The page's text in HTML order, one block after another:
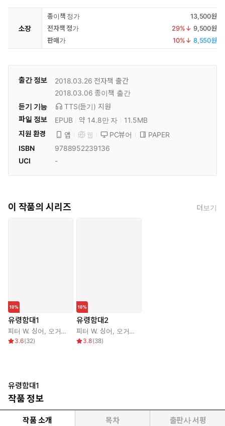
소장
종이책 정가
13,500원
전자책 정가
29%↓ 9,500원
판매가
10%↓ 8,550원
출간 정보 2018.03.26 전자책 출간
2018.03.06 종이책 출간
듣기 기능
TTS(듣기) 지원
파일 정보
EPUB 약 14.8만 자
11.5MB
지원 환경
앱 웹 PC뷰어
PAPER
ISBN
9788952239136
UCI
-
이 작품의 시리즈 더보기
유령함대1
피터 W. 싱어 오거스트 콜 ,원은주
3.6(32)
유령함대2
피터 W. 싱어 오거스트 콜
3.8(38)
유령함대1
작품 정보
작품 소개 목차 출판사 서평